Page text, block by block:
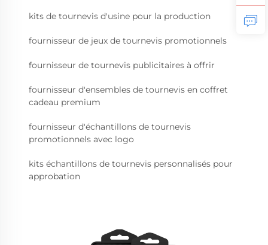
kits de tournevis d'usine pour la production
fournisseur de jeux de tournevis promotionnels
fournisseur de tournevis publicitaires à offrir
fournisseur d'ensembles de tournevis en coffret
cadeau premium
fournisseur d'échantillons de tournevis
promotionnels avec logo
kits échantillons de tournevis personnalisés pour
approbation